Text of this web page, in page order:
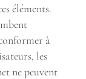
éléments.
à
les
ne peuvent